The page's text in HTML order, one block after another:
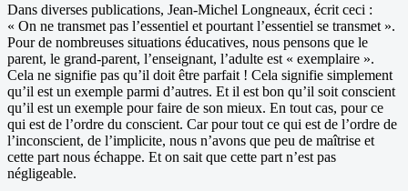
Dans diverses publications, Jean-Michel Longneaux, écrit ceci :
« On ne transmet pas l’essentiel et pourtant l’essentiel se transmet ».
Pour de nombreuses situations éducatives, nous pensons que le
parent, le grand-parent, l’enseignant, l’adulte est « exemplaire ».
Cela ne signifie pas qu’il doit être parfait ! Cela signifie simplement
qu’il est un exemple parmi d’autres. Et il est bon qu’il soit conscient
qu’il est un exemple pour faire de son mieux. En tout cas, pour ce
qui est de l’ordre du conscient. Car pour tout ce qui est de l’ordre de
l’inconscient, de l’implicite, nous n’avons que peu de maîtrise et
cette part nous échappe. Et on sait que cette part n’est pas
négligeable.